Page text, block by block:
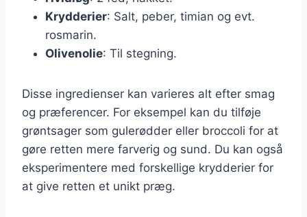
Krydderier: Salt, peber, timian og evt.
rosmarin.
Olivenolie: Til stegning.
Disse ingredienser kan varieres alt efter smag
og præferencer. For eksempel kan du tilføje
grøntsager som gulerødder eller broccoli for at
gøre retten mere farverig og sund. Du kan også
eksperimentere med forskellige krydderier for
at give retten et unikt præg.